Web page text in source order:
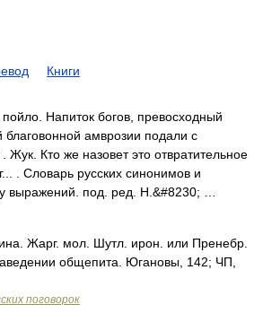
Книги
Напиток богов, превосходный
благовонной амврозии подали с
Жук. Кто же назовет это отвратительное
. Словарь русских синонимов и
выражений. под. ред. Н.&#8230; …
Жарг. мол. Шутл. ирон. или Пренебр.
общепита. Югановы, 142; ЧП,
поговорок